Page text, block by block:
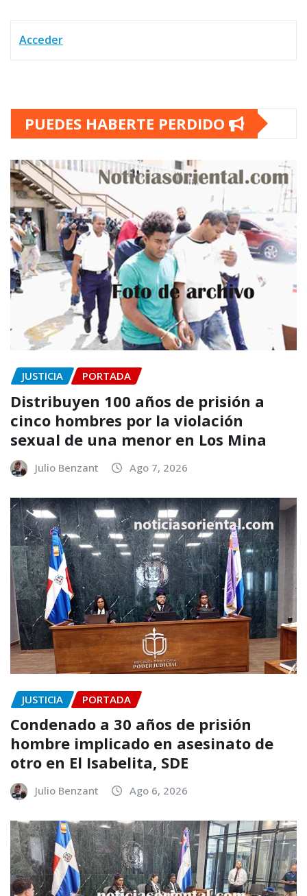
Acceder
PUEDES HABERTE PERDIDO
JUSTICIA PORTADA
Distribuyen 100 años de prisión a
cinco hombres por la violación
sexual de una menor en Los Mina
Julio Benzant Ago 7, 2026
JUSTICIA PORTADA
Condenado a 30 años de prisión
hombre implicado en asesinato de
otro en El Isabelita, SDE
Julio Benzant Ago 6, 2026